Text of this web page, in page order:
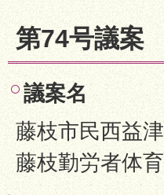
第74号議案
議案名
藤枝市民西益
藤枝勤労者体